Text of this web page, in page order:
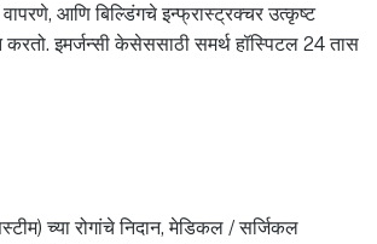
आणि बिल्डिंगचे इन्फ्रास्ट्रक्चर उत्कृष्ट
करतो. इमर्जन्सी केसेससाठी समर्थ हॉस्पिटल 24 तास
च्या रोगांचे निदान, मेडिकल / सर्जिकल